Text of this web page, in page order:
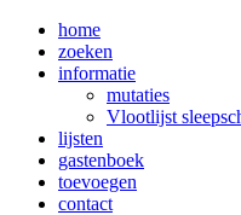
home
zoeken
informatie
mutaties
Vlootlijst
lijsten
gastenboek
toevoegen
contact